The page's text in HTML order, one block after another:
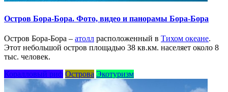
Остров Бора-Бора. Фото, видео и панорамы Бора-Бора
Остров Бора-Бора – атолл расположенный в Тихом океане.
Этот небольшой остров площадью 38 кв.км. населяет около 8
тыс. человек.
Коралловый риф Острова Экотуризм